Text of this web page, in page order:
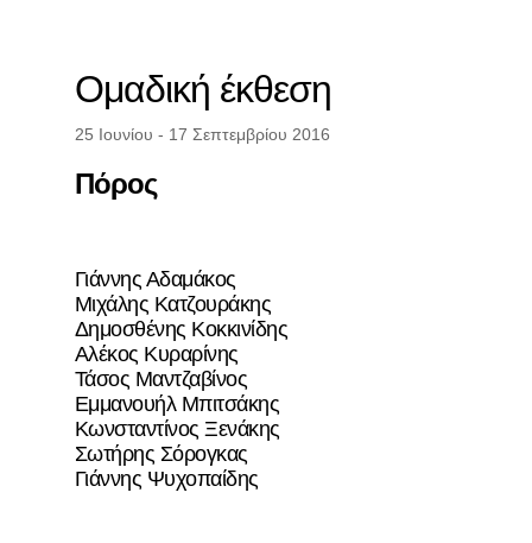
Ομαδική έκθεση
25 Ιουνίου - 17 Σεπτεμβρίου 2016
Πόρος
Γιάννης Αδαμάκος
Μιχάλης Κατζουράκης
Δημοσθένης Κοκκινίδης
Αλέκος Κυραρίνης
Τάσος Μαντζαβίνος
Εμμανουήλ Μπιτσάκης
Kωνσταντίνος Ξενάκης
Σωτήρης Σόρογκας
Γιάννης Ψυχοπαίδης